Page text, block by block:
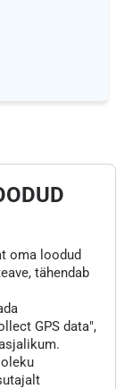
oma loodud
tähendab
GPS data",